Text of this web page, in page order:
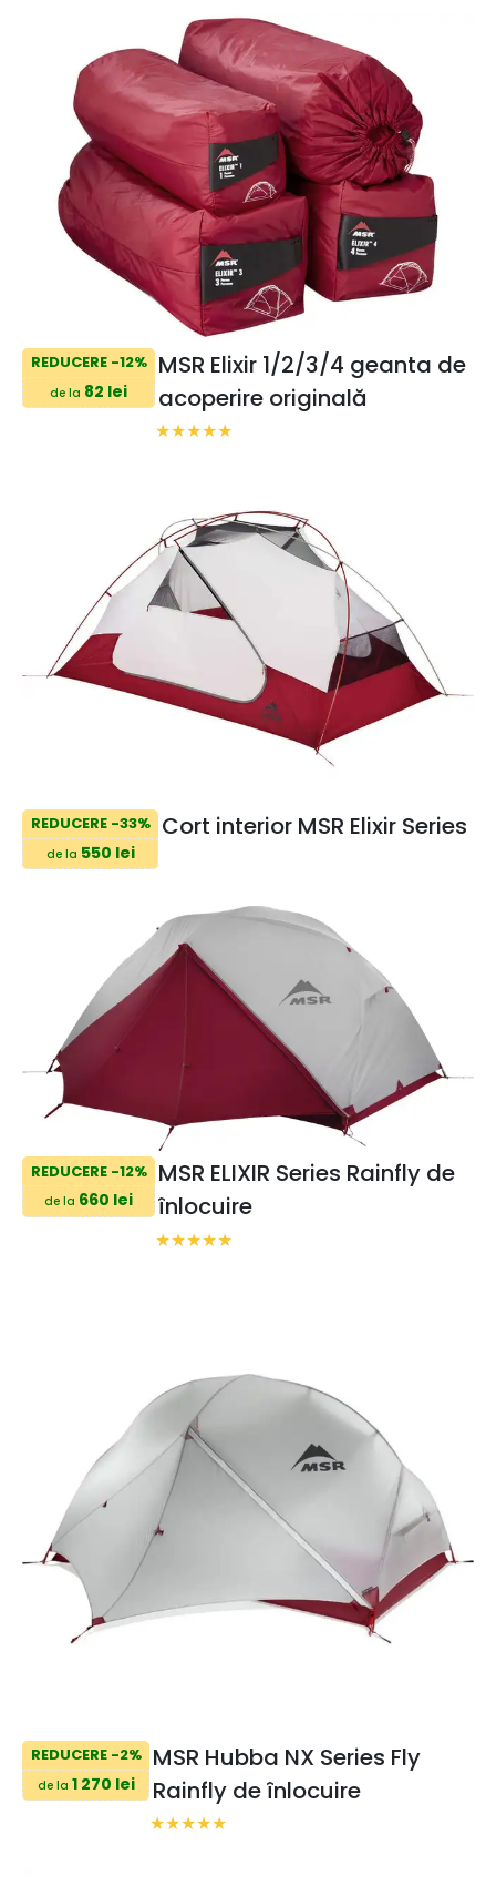
REDUCERE -12%
de la 82 lei
MSR Elixir 1/2/3/4 geanta de
acoperire originală
REDUCERE -33%
de la 550 lei
Cort interior MSR Elixir Series
REDUCERE -12%
de la 660 lei
MSR ELIXIR Series Rainfly de
înlocuire
REDUCERE -2%
de la 1 270 lei
MSR Hubba NX Series Fly
Rainfly de înlocuire